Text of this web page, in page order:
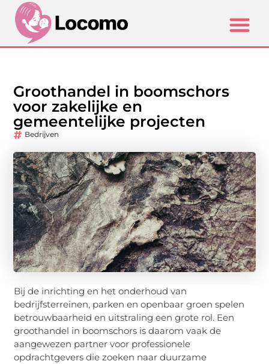
Groothandel in boomschors
voor zakelijke en
gemeentelijke projecten
Bedrijven
Bij de inrichting en het onderhoud van
bedrijfsterreinen, parken en openbaar groen spelen
betrouwbaarheid en uitstraling een grote rol. Een
groothandel in boomschors is daarom vaak de
aangewezen partner voor professionele
opdrachtgevers die zoeken naar duurzame